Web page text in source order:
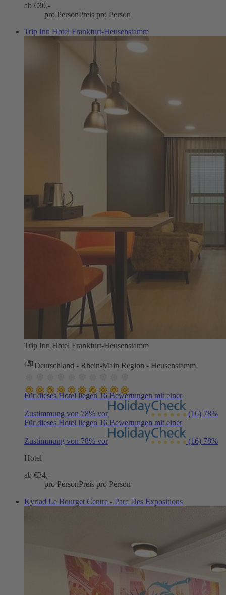
ab €30,-
pro PersonPreis pro Person
Trip Inn Hotel Frankfurt-Heusenstamm
Trip Inn Hotel Frankfurt-Heusenstamm
Deutschland - Rhein-Main Region - Heusenstamm
Für dieses Hotel liegen 16 Bewertungen mit einer
Zustimmung von 78% vor (16) 78%
Für dieses Hotel liegen 16 Bewertungen mit einer
Zustimmung von 78% vor (16) 78%
Hotel
ab €34,-
pro PersonPreis pro Person
Kyriad Le Bourget Centre - Parc Des Expositions